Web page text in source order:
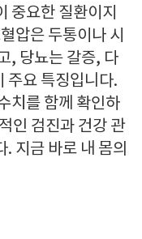
중요한 질환이지
압은 두통이나 시
, 당뇨는 갈증, 다
주요 특징입니다.
치를 함께 확인하
인 검진과 건강 관
지금 바로 내 몸의